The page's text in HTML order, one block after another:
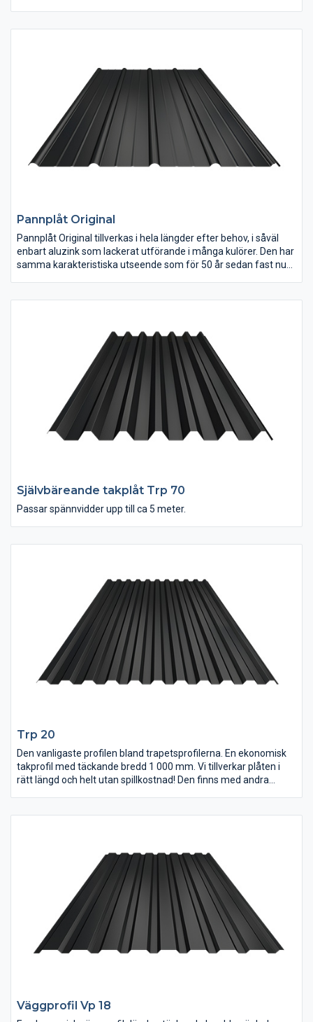
– Täckande bredd: 1050 mm.
Pannplåt Original
Pannplåt Original tillverkas i hela längder efter behov, i såväl
enbart aluzink som lackerat utförande i många kulörer. Den har
samma karakteristiska utseende som för 50 år sedan fast nu
”nygamla” efterfrågade profilerna för tak och fasader. Kan
även tillverkas utan de små rillorna i mitten.
Självbäreande takplåt Trp 70
Passar spännvidder upp till ca 5 meter.
Trp 20
Den vanligaste profilen bland trapetsprofilerna. En ekonomisk
takprofil med täckande bredd 1 000 mm. Vi tillverkar plåten i
rätt längd och helt utan spillkostnad! Den finns med andra
Väggprofil Vp 18